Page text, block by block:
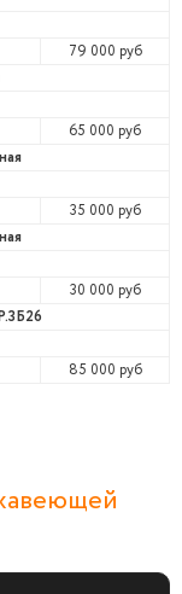
79 000 руб
65 000 руб
35 000 руб
30 000 руб
85 000 руб